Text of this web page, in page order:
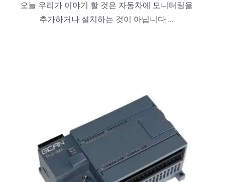
오늘 우리가 이야기 할 것은 자동차에 모니터링을
추가하거나 설치하는 것이 아닙니다 ...